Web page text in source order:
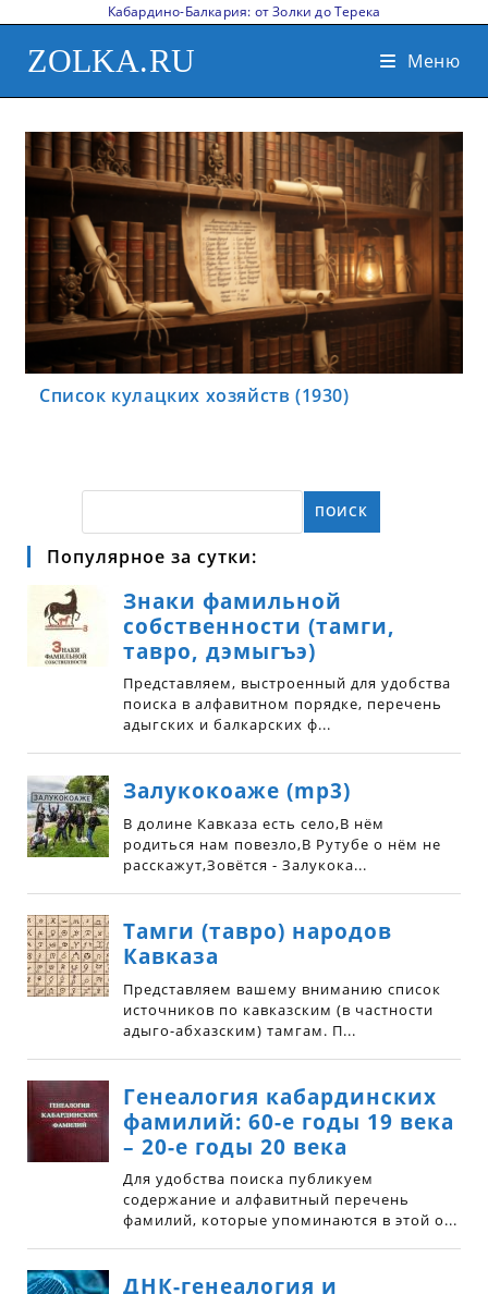
Кабардино-Балкария: от Золки до Терека
ZOLKA.RU Меню
Список кулацких хозяйств (1930)
ПОИСК
Популярное за сутки: